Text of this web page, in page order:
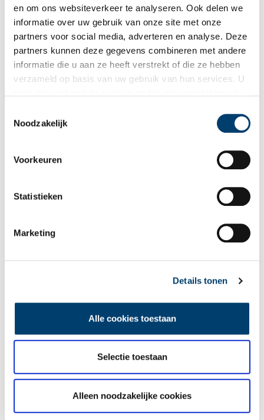
en om ons websiteverkeer te analyseren. Ook delen we
informatie over uw gebruik van onze site met onze
partners voor social media, adverteren en analyse. Deze
partners kunnen deze gegevens combineren met andere
informatie die u aan ze heeft verstrekt of die ze hebben
verzameld op basis van uw gebruik van hun services. U
Noodzakelijk
Voorkeuren
Statistieken
Marketing
Details tonen
Alle cookies toestaan
Selectie toestaan
Alleen noodzakelijke cookies
E-mail*
Wist je dat… de oudste afgebeelde Hollanders in deze kerk
Een jaar rond in de Eendenkooi ’t Zand